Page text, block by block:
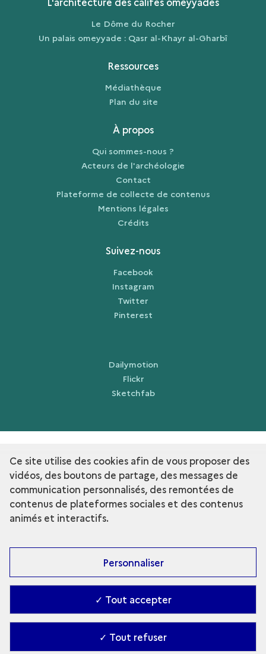
Le Dôme du Rocher
Un palais omeyyade : Qasr al-Khayr al-Gharbî
Ressources
Médiathèque
Plan du site
À propos
Qui sommes-nous ?
Acteurs de l'archéologie
Contact
Plateforme de collecte de contenus
Mentions légales
Crédits
Suivez-nous
Facebook
Instagram
Twitter
Pinterest
Dailymotion
Flickr
Sketchfab
Découvrir la collection
Accessibilité : Partiellement conforme
- Ministère de la Culture
Ce site utilise des cookies afin de vous proposer des
vidéos, des boutons de partage, des messages de
communication personnalisés, des remontées de
contenus de plateformes sociales et des contenus
animés et interactifs.
Personnaliser
✓ Tout accepter
✓ Tout refuser